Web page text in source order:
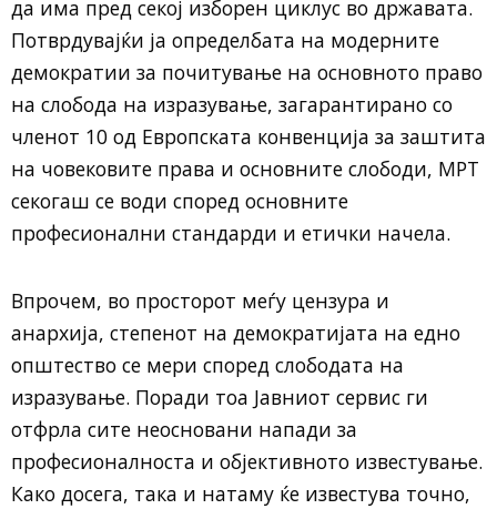
да има пред секој изборен циклус во државата.
Потврдувајќи ја определбата на модерните
демократии за почитување на основното право
на слобода на изразување, загарантирано со
членот 10 од Европската конвенција за заштита
на човековите права и основните слободи, МРТ
секогаш се води според основните
професионални стандарди и етички начела.
Впрочем, во просторот меѓу цензура и
анархија, степенот на демократијата на едно
општество се мери според слободата на
изразување. Поради тоа Јавниот сервис ги
отфрла сите неосновани напади за
професионалноста и објективното известување.
Како досега, така и натаму ќе известува точно,